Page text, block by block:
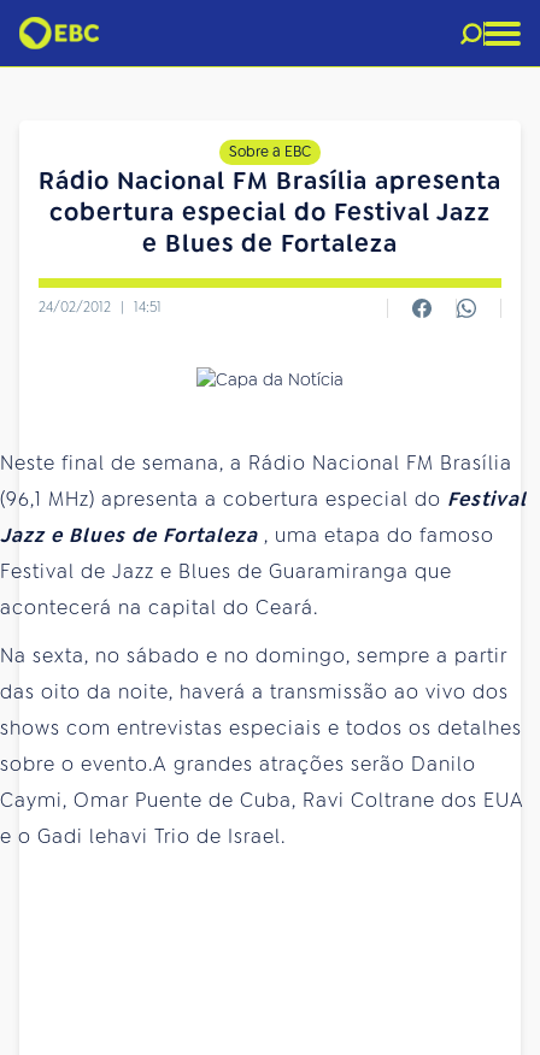
Sobre a EBC
Rádio Nacional FM Brasília apresenta
cobertura especial do Festival Jazz
e Blues de Fortaleza
24/02/2012 | 14:51
Neste final de semana, a Rádio Nacional FM Brasília
(96,1 MHz) apresenta a cobertura especial do Festival
Jazz e Blues de Fortaleza , uma etapa do famoso
Festival de Jazz e Blues de Guaramiranga que
acontecerá na capital do Ceará.
Na sexta, no sábado e no domingo, sempre a partir
das oito da noite, haverá a transmissão ao vivo dos
shows com entrevistas especiais e todos os detalhes
sobre o evento.A grandes atrações serão Danilo
Caymi, Omar Puente de Cuba, Ravi Coltrane dos EUA
e o Gadi lehavi Trio de Israel.